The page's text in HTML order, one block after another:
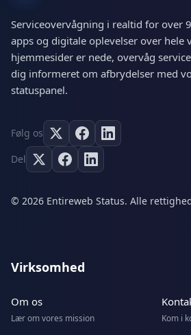
Serviceovervågning i realtid for over
apps og digitale oplevelser over hele
hjemmesider er nede, overvåg
dig informeret om afbrydelser med
statuspanel.
Følg os
Del
© 2026 Entireweb Status. Alle
Virksomhed
Om os
Lær om vores mission Kom i